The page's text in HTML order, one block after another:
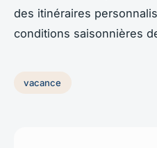
des itinéraires
conditions saisonnières
vacance